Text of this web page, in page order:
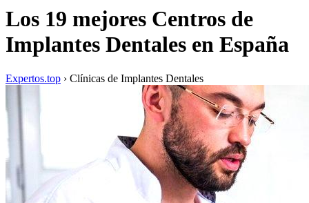
Los 19 mejores Centros de
Implantes Dentales en España
Expertos.top › Clínicas de Implantes Dentales